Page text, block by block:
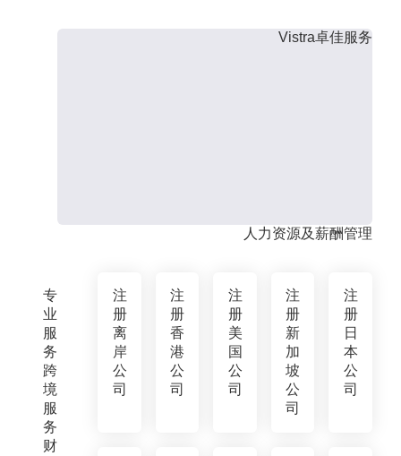
专
业
服
务
跨
境
服
务
财
Vistra卓佳服务
人力资源及薪酬管理
注
册
离
岸
公
司
注
册
香
港
公
司
注
册
美
国
公
司
注
册
新
加
坡
公
司
注
册
日
本
公
司